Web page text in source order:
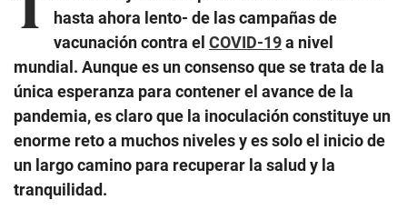
hasta ahora lento- de las campañas de
vacunación contra el COVID-19a nivel
mundial. Aunque es un consenso que se trata de la
única esperanza para contener el avance de la
pandemia, es claro que la inoculación constituye un
enorme reto a muchos niveles y es solo el inicio de
un largo camino para recuperar la salud y la
tranquilidad.